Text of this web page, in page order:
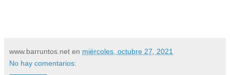
www.barruntos.net en miércoles, octubre 27, 2021
No hay comentarios: